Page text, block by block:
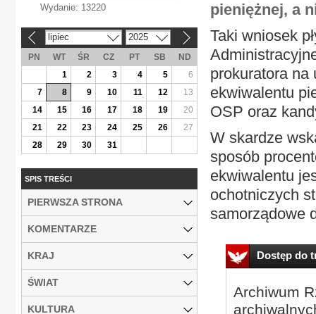
pieniężnej, a
Taki wniosek
prokuratora na
ekwiwalentu
OSP oraz
W skardze
sposób
ekwiwalentu
ochotniczych
samorządowe
Dostęp do
Archiwum
Wydanie: 13220
lipiec 2025
PN WT ŚR CZ PT SB
ND
1
2 3 4 5
6
7
8 9 10 11 12
13
14
15 16 17 18 19
20
21
22 23 24 25 26
27
28
29 30 31
SPIS TREŚCI
PIERWSZA STRONA
KOMENTARZE
KRAJ
ŚWIAT
KULTURA